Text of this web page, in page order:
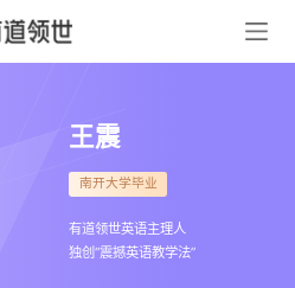
王震
南开大学毕业
有道领世英语主理人
独创“震撼英语教学法”